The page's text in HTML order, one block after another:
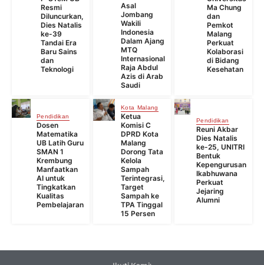
Resmi
Diluncurkan,
Dies Natalis
ke-39
Tandai Era
Baru Sains
dan
Teknologi
Asal
Jombang
Wakili
Indonesia
Dalam Ajang
MTQ
Internasional
Raja Abdul
Azis di Arab
Saudi
Ma Chung
dan
Pemkot
Malang
Perkuat
Kolaborasi
di Bidang
Kesehatan
Pendidikan
Dosen
Matematika
UB Latih Guru
SMAN 1
Krembung
Manfaatkan
AI untuk
Tingkatkan
Kualitas
Pembelajaran
Kota Malang
Ketua
Komisi C
DPRD Kota
Malang
Dorong Tata
Kelola
Sampah
Terintegrasi,
Target
Sampah ke
TPA Tinggal
15 Persen
Pendidikan
Reuni Akbar
Dies Natalis
ke-25, UNITRI
Bentuk
Kepengurusan
Ikabhuwana
Perkuat
Jejaring
Alumni